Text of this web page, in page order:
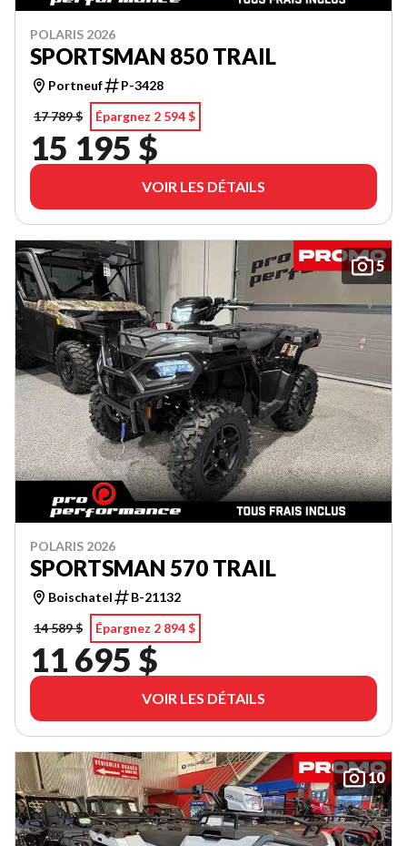
POLARIS 2026
SPORTSMAN 850 TRAIL
Portneuf
P-3428
17 789 $
Épargnez 2 594 $
15 195 $
VOIR LES DÉTAILS
5
POLARIS 2026
SPORTSMAN 570 TRAIL
Boischatel
B-21132
14 589 $
Épargnez 2 894 $
11 695 $
VOIR LES DÉTAILS
10